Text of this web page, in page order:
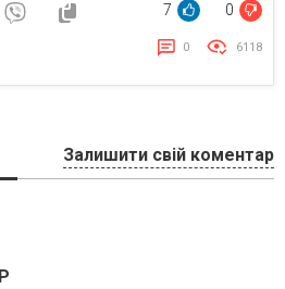
7 0
0 6118
Залишити свій коментар